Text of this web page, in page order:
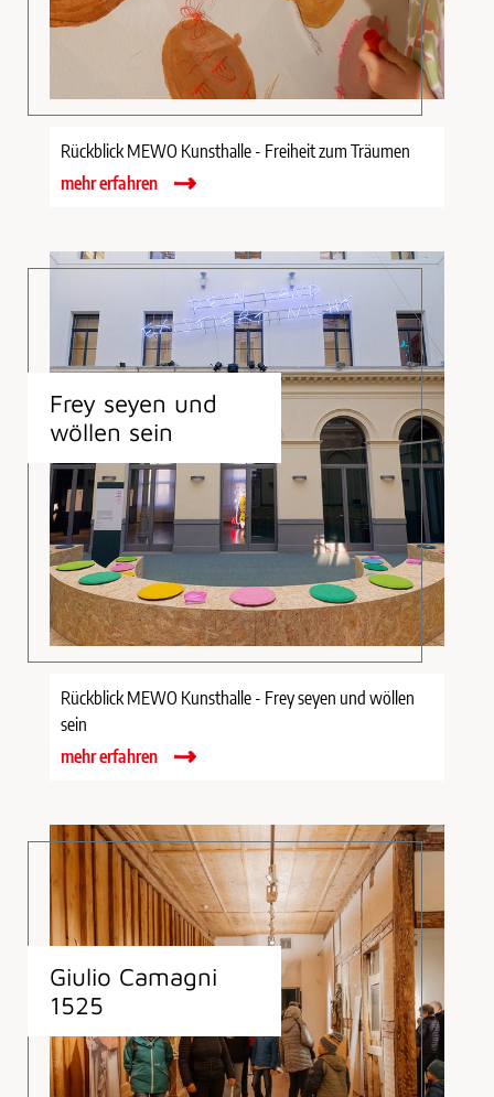
Rückblick MEWO Kunsthalle - Freiheit zum Träumen
mehr erfahren
Frey seyen und
wöllen sein
Rückblick MEWO Kunsthalle - Frey seyen und wöllen
sein
mehr erfahren
Giulio Camagni
1525